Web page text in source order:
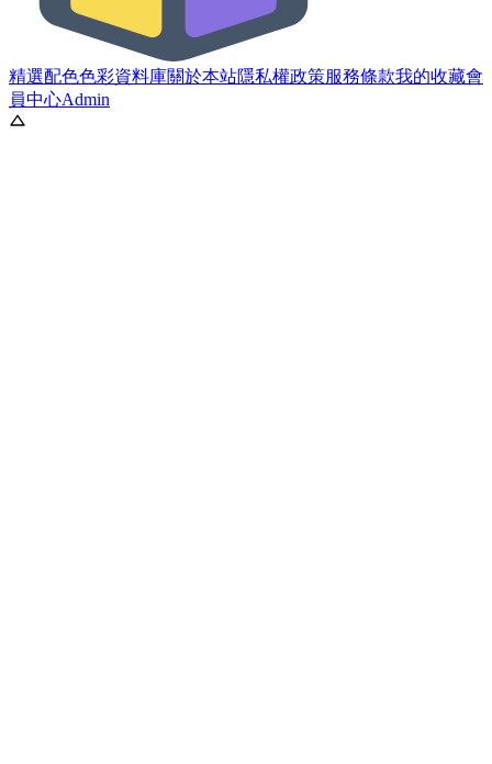
精選配色色彩資料庫關於本站隱私權政策服務條款我的收藏會
員中心Admin